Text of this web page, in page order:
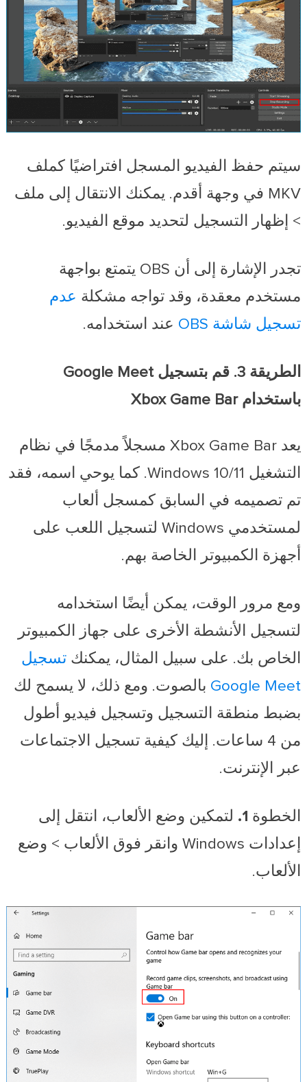
سيتم حفظ الفيديو المسجل افتراضيًا كملف
MKV في وجهة أقدم. يمكنك الانتقال إلى ملف
> إظهار التسجيل لتحديد موقع الفيديو.
تجدر الإشارة إلى أن OBS يتمتع بواجهة
مستخدم معقدة، وقد تواجه مشكلة عدم
تسجيل شاشة OBS
عند استخدامه.
الطريقة 3. قم بتسجيل Google Meet
باستخدام Xbox Game Bar
يعد Xbox Game Bar مسجلاً مدمجًا في نظام
التشغيل Windows 10/11. كما يوحي اسمه، فقد
تم تصميمه في السابق كمسجل ألعاب
لمستخدمي Windows لتسجيل اللعب على
أجهزة الكمبيوتر الخاصة بهم.
ومع مرور الوقت، يمكن أيضًا استخدامه
لتسجيل الأنشطة الأخرى على جهاز الكمبيوتر
الخاص بك. على سبيل المثال، يمكنك تسجيل
Google Meet بالصوت. ومع ذلك، لا يسمح لك
بضبط منطقة التسجيل وتسجيل فيديو أطول
من 4 ساعات. إليك كيفية تسجيل الاجتماعات
عبر الإنترنت.
الخطوة 1.
لتمكين وضع الألعاب، انتقل إلى
إعدادات Windows وانقر فوق الألعاب > وضع
الألعاب.